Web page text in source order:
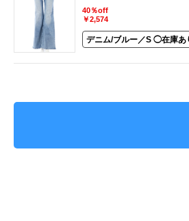
40％off
￥2,574